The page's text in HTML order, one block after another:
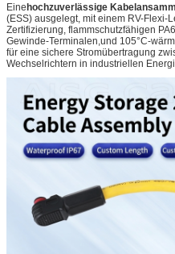
Einehochzuverlässige
(ESS) ausgelegt, mit einem RV-Flexi-
Zertifizierung, flammschutzfähigen
Gewinde-Terminalen,und 105°C-
für eine sichere Stromübertragung
Wechselrichtern in industriellen